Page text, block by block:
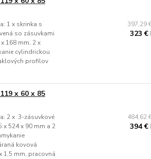
1 x skrinka s
so zásuvkami
168 mm, 2 x
cylindrickou
profilov
397,29
323 €
x 60 x 85
2 x 3-zásuvkové
x 524 x 90 mm a 2
kovová
1,5 mm, pracovná
484,62
394 €